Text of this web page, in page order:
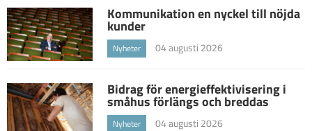
Kommunikation en nyckel till nöjda
kunder
Nyheter 04 augusti 2026
Bidrag för energieffektivisering i
småhus förlängs och breddas
Nyheter 04 augusti 2026